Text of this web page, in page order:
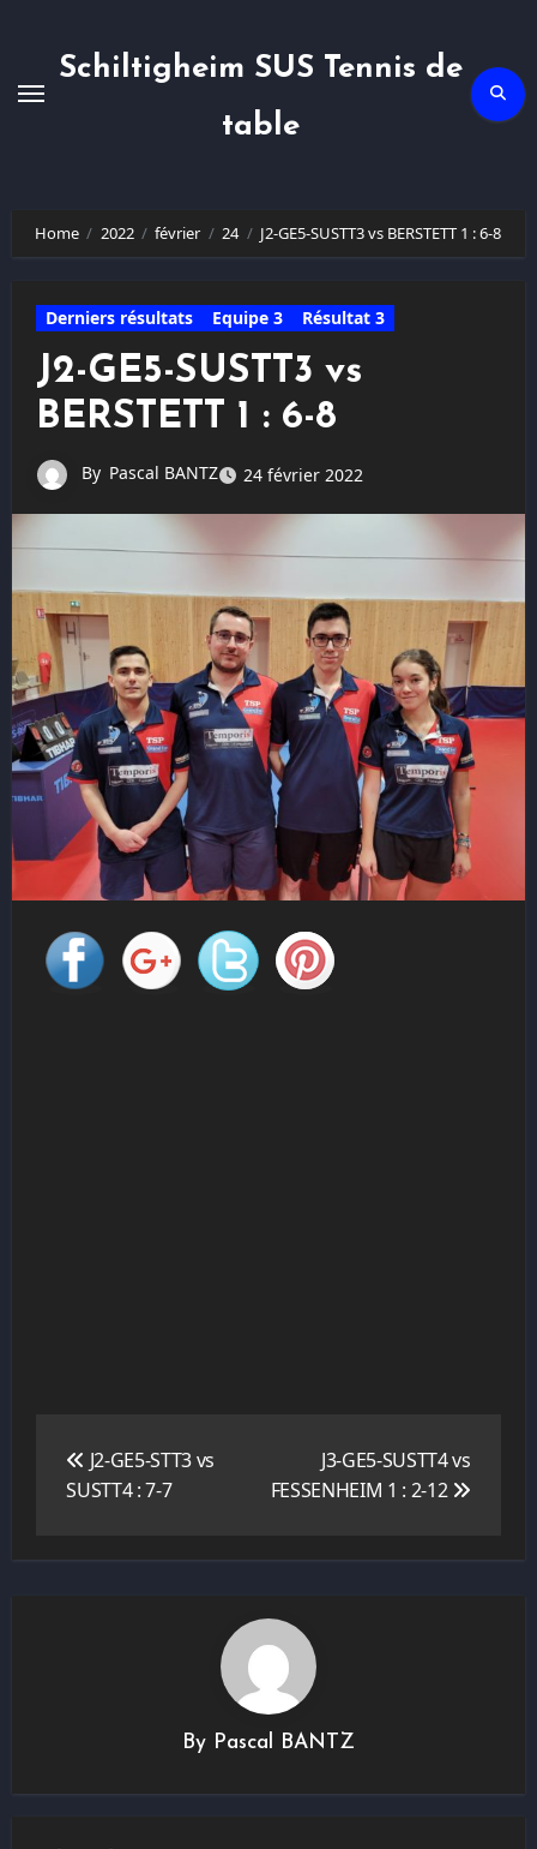
Schiltigheim SUS Tennis de
table
Home 2022 février 24 J2-GE5-SUSTT3 vs BERSTETT 1 : 6-8
Derniers résultats Equipe 3 Résultat 3
J2-GE5-SUSTT3 vs
BERSTETT 1 : 6-8
By Pascal BANTZ 24 février 2022
l’article
J2-GE5-STT3 vs
SUSTT4 : 7-7
J3-GE5-SUSTT4 vs
FESSENHEIM 1 : 2-12
By Pascal BANTZ